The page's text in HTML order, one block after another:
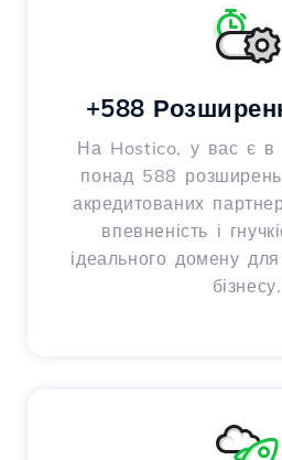
+588
На Hostico, у вас є в
понад 588
акредитованих
впевненість і
ідеального домену
бізнесу.